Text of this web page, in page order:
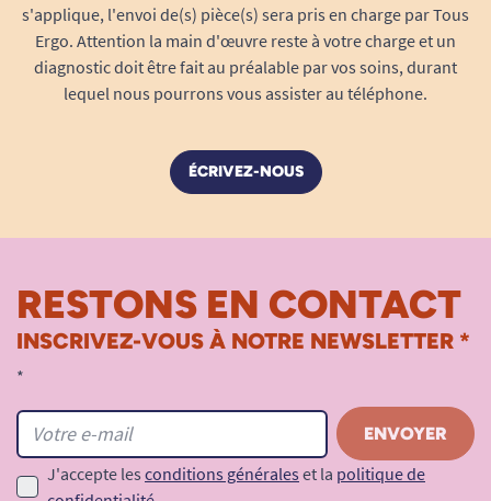
s'applique, l'envoi de(s) pièce(s) sera pris en charge par Tous
Ergo. Attention la main d'œuvre reste à votre charge et un
diagnostic doit être fait au préalable par vos soins, durant
lequel nous pourrons vous assister au téléphone.
ÉCRIVEZ-NOUS
RESTONS EN CONTACT
INSCRIVEZ-VOUS À NOTRE NEWSLETTER *
*
J'accepte les conditions générales et la politique de